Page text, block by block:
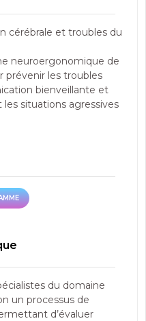
cérébrale et troubles du
neuroergonomique de
prévenir les troubles
bienveillante et
situations agressives
du domaine
un processus de
d’évaluer